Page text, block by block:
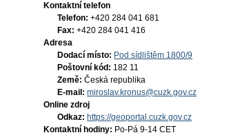
Kontaktní telefon
Telefon: +420 284 041 681
Fax: +420 284 041 416
Adresa
Dodací místo: Pod sídlištěm 1800/9
Poštovní kód: 182 11
Země: Česká republika
E-mail: miroslav.kronus@cuzk.gov.cz
Online zdroj
Odkaz: https://geoportal.cuzk.gov.cz
Kontaktní hodiny: Po-Pá 9-14 CET